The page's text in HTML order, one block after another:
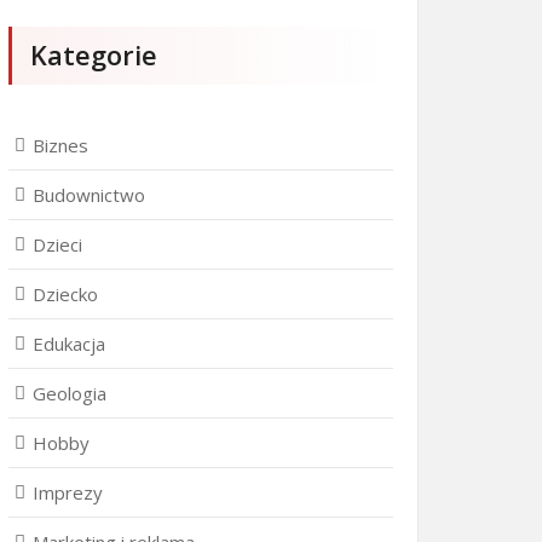
Kategorie
Biznes
Budownictwo
Dzieci
Dziecko
Edukacja
Geologia
Hobby
Imprezy